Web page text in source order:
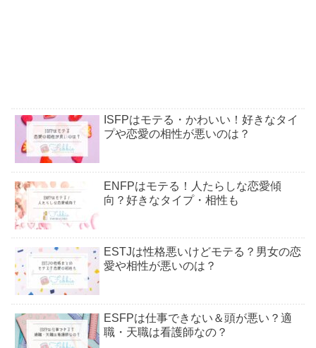
ISFPはモテる・かわいい！好きなタイ
プや恋愛の相性が悪いのは？
ENFPはモテる！人たらしな恋愛傾
向？好きなタイプ・相性も
ESTJは性格悪いけどモテる？男女の恋
愛や相性が悪いのは？
ESFPは仕事できない＆頭が悪い？適
職・天職は看護師なの？